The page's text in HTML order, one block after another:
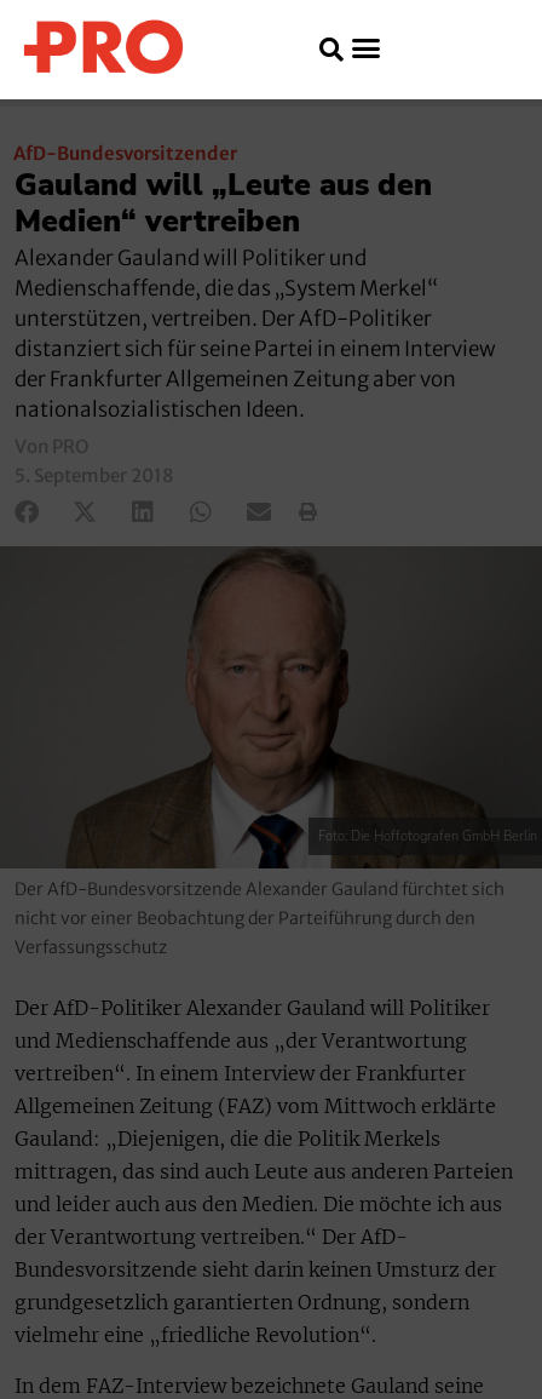
AfD-Bundesvorsitzender
Gauland will „Leute aus den
Medien“ vertreiben
Alexander Gauland will Politiker und
Medienschaffende, die das „System Merkel“
unterstützen, vertreiben. Der AfD-Politiker
distanziert sich für seine Partei in einem Interview
der Frankfurter Allgemeinen Zeitung aber von
nationalsozialistischen Ideen.
Von PRO
5. September 2018
Foto: Die Hoffotografen GmbH Berlin
Der AfD-Bundesvorsitzende Alexander Gauland fürchtet sich
nicht vor einer Beobachtung der Parteiführung durch den
Verfassungsschutz
Der AfD-Politiker Alexander Gauland will Politiker
und Medienschaffende aus „der Verantwortung
vertreiben“. In einem Interview der Frankfurter
Allgemeinen Zeitung (FAZ) vom Mittwoch erklärte
Gauland: „Diejenigen, die die Politik Merkels
mittragen, das sind auch Leute aus anderen Parteien
und leider auch aus den Medien. Die möchte ich aus
der Verantwortung vertreiben.“ Der AfD-
Bundesvorsitzende sieht darin keinen Umsturz der
grundgesetzlich garantierten Ordnung, sondern
vielmehr eine „friedliche Revolution“.
In dem FAZ-Interview bezeichnete Gauland seine